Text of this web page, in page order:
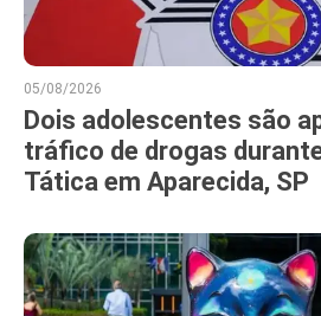
05/08/2026
Dois adolescentes são
tráfico de drogas
Tática em Aparecida, SP